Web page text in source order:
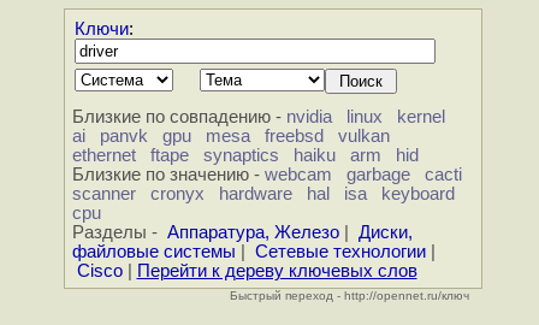
Ключи:
Близкие по совпадению - nvidia linux
kernel
ai
panvk gpu mesa freebsd
vulkan
ethernet
ftape synaptics haiku arm
hid
Близкие по значению - webcam garbage
cacti
scanner
cronyx hardware hal isa
keyboard
cpu
Разделы - Аппаратура, Железо| Диски,
файловые системы
Сетевые технологии|
Cisco| Перейти к дереву ключевых слов
Быстрый переход - http://opennet.ru/ключ